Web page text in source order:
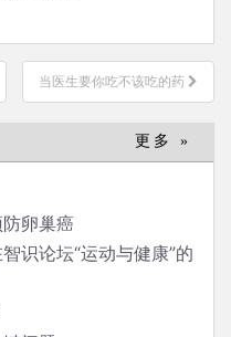
当医生要你吃不该吃的药
更多 »
卵巢癌
识论坛“运动与健康”的